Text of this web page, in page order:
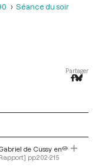
Séance du soir
Partager
de Cussy en
pp.202-215